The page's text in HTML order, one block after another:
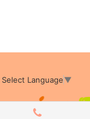
Select Language▼